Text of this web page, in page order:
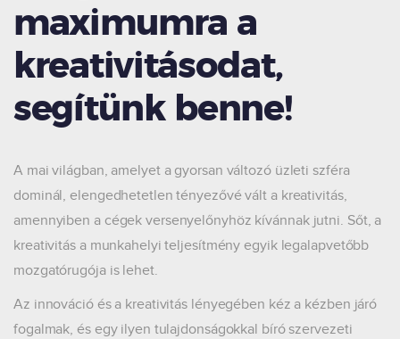
maximumra a
kreativitásodat,
segítünk benne!
A mai világban, amelyet a gyorsan változó üzleti szféra
dominál, elengedhetetlen tényezővé vált a kreativitás,
amennyiben a cégek versenyelőnyhöz kívánnak jutni. Sőt, a
kreativitás a munkahelyi teljesítmény egyik legalapvetőbb
mozgatórugója is lehet.
Az innováció és a kreativitás lényegében kéz a kézben járó
fogalmak, és egy ilyen tulajdonságokkal bíró szervezeti